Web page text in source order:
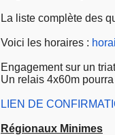
La liste complète des
Voici les horaires :
Engagement sur un
Un relais 4x60m
LIEN DE
Régionaux Minimes